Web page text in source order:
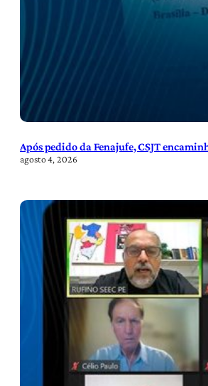
Após pedido da Fenajufe, CSJT
agosto 4, 2026